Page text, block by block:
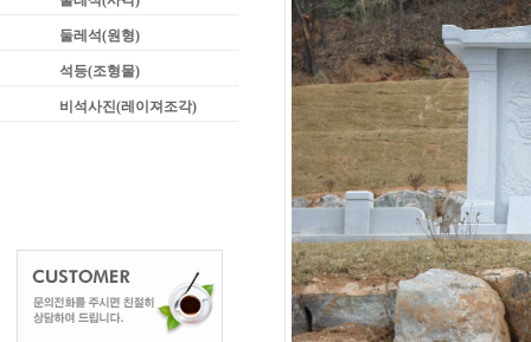
둘레석(원형)
석등(조형물)
비석사진(레이져조각)